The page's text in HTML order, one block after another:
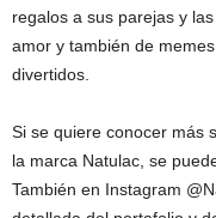
regalos a sus parejas y
amor y también de
divertidos.
Si se quiere conocer más
la marca Natulac, se
También en Instagram